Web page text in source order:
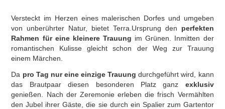
Versteckt im Herzen eines malerischen Dorfes und umgeben
von unberührter Natur, bietet Terra.Ursprung den perfekten
Rahmen für eine kleinere Trauung im Grünen. Inmitten der
romantischen Kulisse gleicht schon der Weg zur Trauung
einem Märchen.
Da pro Tag nur eine einzige Trauung durchgeführt wird, kann
das Brautpaar diesen besonderen Platz ganz exklusiv
genießen. Nach der Zeremonie erleben die frisch Vermählten
den Jubel ihrer Gäste, die sie durch ein Spalier zum Gartentor